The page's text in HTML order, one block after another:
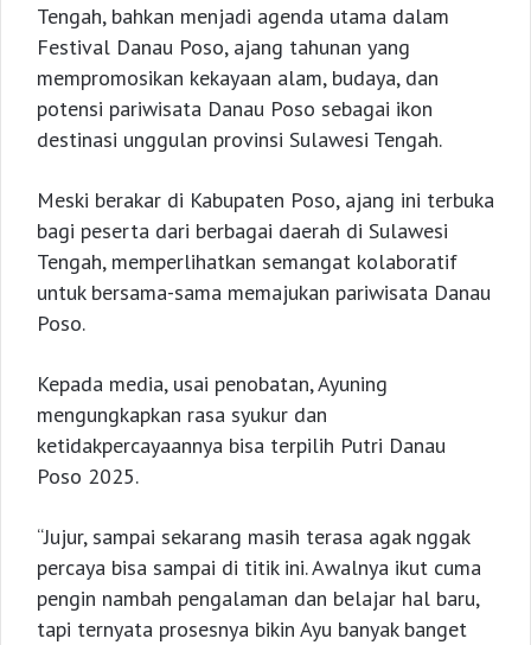
Tengah, bahkan menjadi agenda utama dalam
Festival Danau Poso, ajang tahunan yang
mempromosikan kekayaan alam, budaya, dan
potensi pariwisata Danau Poso sebagai ikon
destinasi unggulan provinsi Sulawesi Tengah.
Meski berakar di Kabupaten Poso, ajang ini terbuka
bagi peserta dari berbagai daerah di Sulawesi
Tengah, memperlihatkan semangat kolaboratif
untuk bersama-sama memajukan pariwisata Danau
Poso.
Kepada media, usai penobatan, Ayuning
mengungkapkan rasa syukur dan
ketidakpercayaannya bisa terpilih Putri Danau
Poso 2025.
“Jujur, sampai sekarang masih terasa agak nggak
percaya bisa sampai di titik ini. Awalnya ikut cuma
pengin nambah pengalaman dan belajar hal baru,
tapi ternyata prosesnya bikin Ayu banyak banget